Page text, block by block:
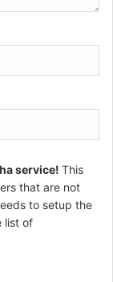
service! This
that are not
to setup the
list of